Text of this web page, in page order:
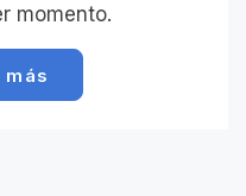
momento.